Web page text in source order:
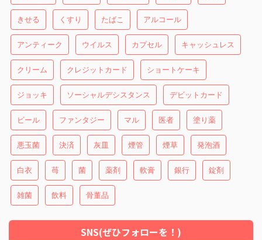
きせる くすり たばこ アルコール
アンティーク ウイルス カプセル キャッシュレス
クリーム クレジットカード ショートケーキ
ジョッキ ソーシャルデシスタンス デビットカード
ビール ファンタジー マル 医者 塗り薬
悪玉菌 決済 灰皿 煙管 煙草 発泡酒
白衣 苺 菌 薬剤 軟膏 銀行 錠剤
雑菌 飲料 骨董品
SNS(ぜひフォローを！)